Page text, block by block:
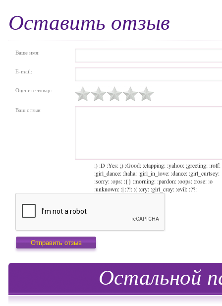
Оставить отзыв
Ваше имя:
E-mail:
Оцените товар:
Ваш отзыв:
:) :D :Yes: ;) :Good: :clapping: :yahoo: ;greeting: :rolf:
:girl_dance: :haha: :girl_in_love: :dance: :girl_curtsey:
:sorry: :ops: :{} :morning: :pardon: :oops: :rose: :o
:unknown: :| :?!: :( :cry: :girl_cray: :evil: :??:
Остальной